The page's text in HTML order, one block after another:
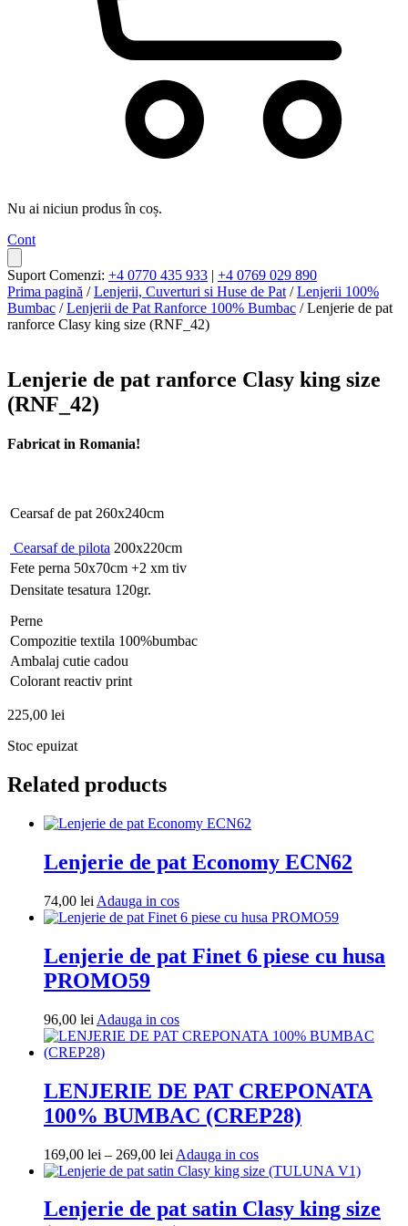
Nu ai niciun produs în coș.
Cont
Suport Comenzi: +4 0770 435 933 | +4 0769 029 890
Prima pagină /Lenjerii, Cuverturi si Huse de Pat /Lenjerii 100%
Bumbac /Lenjerii de Pat Ranforce 100% Bumbac / Lenjerie de pat
ranforce Clasy king size (RNF_42)
Lenjerie de pat ranforce Clasy king size
(RNF_42)
Fabricat in Romania!
Cearsaf de pat 260x240cm
Cearsaf de pilota 200x220cm
Fete perna 50x70cm +2 xm tiv
Densitate tesatura 120gr.
Perne
Compozitie textila 100%bumbac
Ambalaj cutie cadou
Colorant reactiv print
225,00 lei
Stoc epuizat
Related products
Lenjerie de pat Economy ECN62
74,00 lei Adauga in cosAdauga
in
Lenjerie de pat Finet 6 piese cu husa
PROMO59
96,00 lei Adauga in cosAdauga
in
LENJERIE DE PAT CREPONATA
100% BUMBAC (CREP28)
169,00 lei – 269,00 lei Interval
de
169,00 lei
până
Adauga in cosAdauga
in
Lenjerie de pat satin Clasy king size